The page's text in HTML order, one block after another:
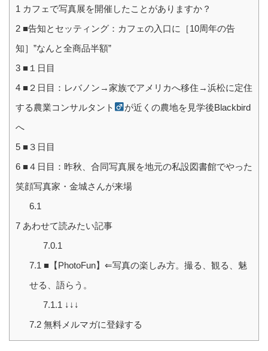
1 カフェで写真展を開催したことがありますか？
2 ■告知とセッティング：カフェの入口に［10周年の告
知］”なんと全商品半額”
3 ■１日目
4 ■２日目：レバノン→家族でアメリカへ移住→浜松に定住
する農業コンサルタント
が近くの農地を見学後Blackbird
へ
5 ■３日目
6 ■４日目：昨秋、合同写真展を地元の私設図書館でやった
笑顔写真家・金城さんが来場
6.1
7 あわせて読みたい記事
7.0.1
7.1 ■【PhotoFun】⇐写真の楽しみ方。撮る、観る、魅
せる、語らう。
7.1.1 ↓↓↓
7.2無料メルマガに登録する